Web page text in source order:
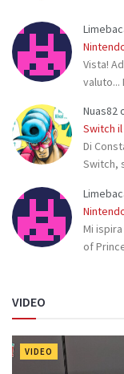
Vista!
valuto...
Nuas82
Switch
Di
Switch,
Mi
of
VIDEO
VIDEO